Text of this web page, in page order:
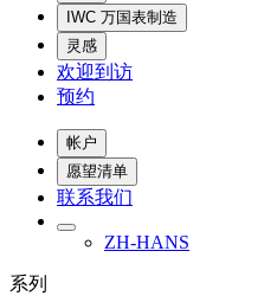
IWC 万国表制造
灵感
欢迎到访
预约
帐户
愿望清单
联系我们
ZH-HANS
系列